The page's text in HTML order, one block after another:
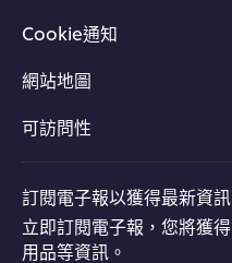
Cookie通知
網站地圖
可訪問性
訂閱電子報以獲得最新資訊
立即訂閱電子報，您將獲
用品等資訊。